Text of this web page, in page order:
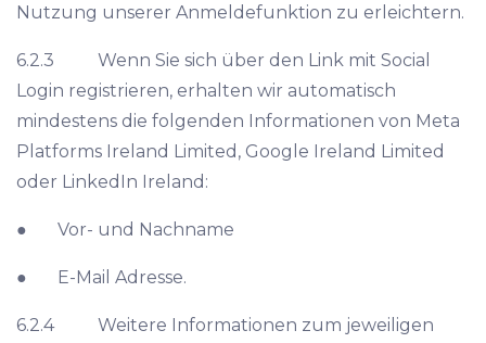
Nutzung unserer Anmeldefunktion zu erleichtern.
6.2.3 Wenn Sie sich über den Link mit Social
Login registrieren, erhalten wir automatisch
mindestens die folgenden Informationen von Meta
Platforms Ireland Limited, Google Ireland Limited
oder LinkedIn Ireland:
● Vor- und Nachname
● E-Mail Adresse.
6.2.4 Weitere Informationen zum jeweiligen